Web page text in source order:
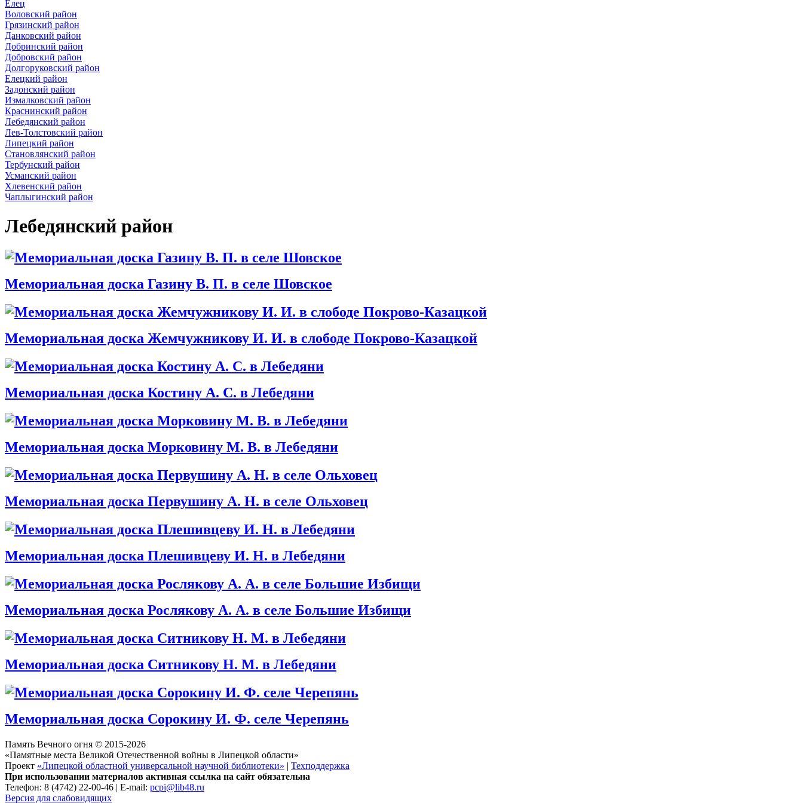
Елец
Воловский район
Грязинский район
Данковский район
Добринский район
Добровский район
Долгоруковский район
Елецкий район
Задонский район
Измалковский район
Краснинский район
Лебедянский район
Лев-Толстовский район
Липецкий район
Становлянский район
Тербунский район
Усманский район
Хлевенский район
Чаплыгинский район
Лебедянский район
Мемориальная доска Газину В. П. в селе Шовское
Мемориальная доска Жемчужникову И. И. в слободе Покрово-Казацкой
Мемориальная доска Костину А. С. в Лебедяни
Мемориальная доска Морковину М. В. в Лебедяни
Мемориальная доска Первушину А. Н. в селе Ольховец
Мемориальная доска Плешивцеву И. Н. в Лебедяни
Мемориальная доска Рослякову А. А. в селе Большие Избищи
Мемориальная доска Ситникову Н. М. в Лебедяни
Мемориальная доска Сорокину И. Ф. селе Черепянь
Память Вечного огня © 2015-2026
«Памятные места Великой Отечественной войны в Липецкой области»
Проект «Липецкой областной универсальной научной библиотеки» | Техподдержка
При использовании материалов активная ссылка на сайт обязательна
Телефон: 8 (4742) 22-00-46 | E-mail: pcpi@lib48.ru
Версия для слабовидящих